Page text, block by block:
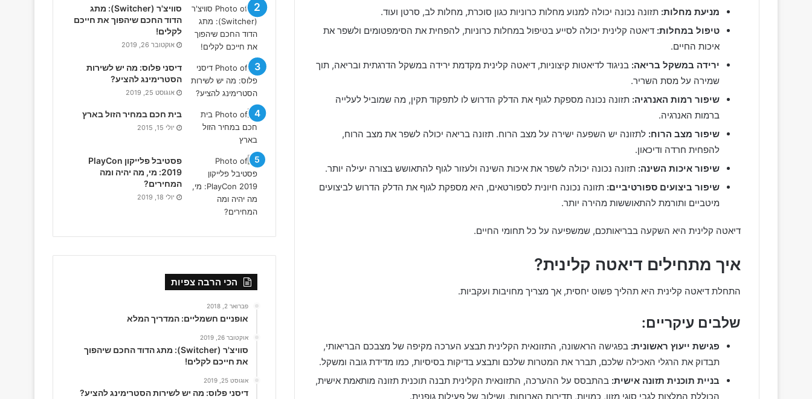
מניעת מחלות: תזונה נכונה יכולה למנוע מחלות כרוניות כגון סוכרת, מחלות לב, סרטן ועוד.
טיפול במחלות: דיאטה קלינית יכולה לסייע בטיפול במחלות כרוניות, להפחית את הסימפטומים ולשפר את
איכות החיים.
ירידה במשקל בריאה: בניגוד לדיאטות קיצוניות, דיאטה קלינית מקדמת ירידה במשקל הדרגתית ובריאה, תוך
שמירה על מסת השריר.
שיפור רמות האנרגיה: תזונה נכונה מספקת לגוף את הדלק הדרוש לו לתפקוד תקין, מה שמוביל לעלייה
ברמות האנרגיה.
שיפור מצב הרוח: לתזונה יש השפעה ישירה על מצב הרוח. תזונה בריאה יכולה לשפר את מצב הרוח,
להפחית חרדה ודיכאון.
שיפור איכות השינה: תזונה נכונה יכולה לשפר את איכות השינה ולעזור לגוף להתאושש בצורה יעילה יותר.
שיפור ביצועים ספורטיביים: תזונה נכונה חיונית לספורטאים, היא מספקת לגוף את הדלק הדרוש לביצועים
מיטביים ותורמת להתאוששות מהירה יותר.
דיאטה קלינית היא השקעה בבריאותכם, שמשפיעה על כל תחומי החיים.
איך מתחילים דיאטה קלינית?
התחלת דיאטה קלינית היא תהליך פשוט יחסית, אך מצריך מחויבות ועקביות.
שלבים עיקריים:
פגישת ייעוץ ראשונית: בפגישה הראשונה, התזונאית הקלינית תבצע הערכה מקיפה של מצבכם הבריאותי,
תבדוק את הרגלי האכילה שלכם, תברר את המטרות שלכם ותבצע בדיקות בסיסיות, כמו מדידת גובה ומשקל.
בניית תוכנית תזונה אישית: בהתבסס על ההערכה, התזונאית הקלינית תבנה תוכנית תזונה מותאמת אישית,
הכוללת המלצות לגבי סוגי מזון, כמויות, תדירות הארוחות, ושילוב של פעילות גופנית.
סוויצ'ר (Switcher): מתג
הדוד החכם שיהפוך את חייכם
לקלים!
אוקטובר 26, 2019
דיסני פלוס: מה יש לשירות
הסטרימינג להציע?
אוגוסט 25, 2019
בית חכם במחיר הזול בארץ
יולי 15, 2015
פסטיבל פלייקון PlayCon
2019: מי, מה יהיה ומה
המחירים?
יולי 18, 2019
הכי הרבה צפיות
פברואר 2, 2018
אופניים חשמליים: המדריך המלא
אוקטובר 26, 2019
סוויצ'ר (Switcher): מתג הדוד החכם שיהפוך
את חייכם לקלים!
אוגוסט 25, 2019
דיסני פלוס: מה יש לשירות הסטרימינג להציע?